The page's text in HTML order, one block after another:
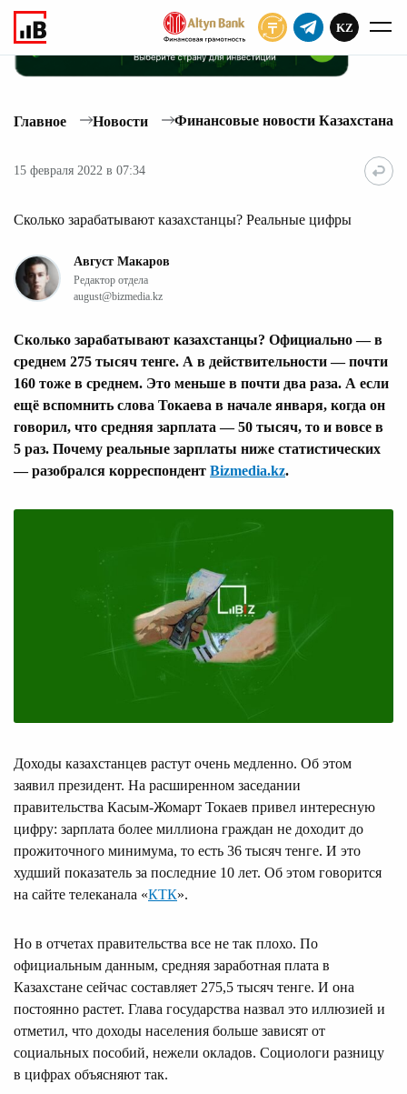
KZ
Главное Новости Финансовые новости Казахстана
15 февраля 2022 в 07:34
Сколько зарабатывают казахстанцы? Реальные цифры
Август Макаров
Редактор отдела
august@bizmedia.kz
Сколько зарабатывают казахстанцы? Официально — в
среднем 275 тысяч тенге. А в действительности — почти
160 тоже в среднем. Это меньше в почти два раза. А если
ещё вспомнить слова Токаева в начале января, когда он
говорил, что средняя зарплата — 50 тысяч, то и вовсе в
5 раз. Почему реальные зарплаты ниже статистических
— разобрался корреспондент Bizmedia.kz.
Доходы казахстанцев растут очень медленно. Об этом
заявил президент. На расширенном заседании
правительства Касым-Жомарт Токаев привел интересную
цифру: зарплата более миллиона граждан не доходит до
прожиточного минимума, то есть 36 тысяч тенге. И это
худший показатель за последние 10 лет. Об этом говорится
на сайте телеканала «КТК».
Но в отчетах правительства все не так плохо. По
официальным данным, средняя заработная плата в
Казахстане сейчас составляет 275,5 тысяч тенге. И она
постоянно растет. Глава государства назвал это иллюзией и
отметил, что доходы населения больше зависят от
социальных пособий, нежели окладов. Социологи разницу
в цифрах объясняют так.